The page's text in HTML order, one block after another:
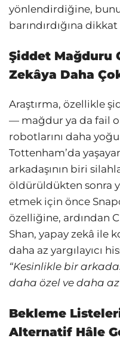
yönlendirdiğine,
barındırdığına
Şiddet Mağduru
Zekâya Daha
Araştırma, özellikle
— mağdur ya da fail
robotlarını daha
Tottenham’da
arkadaşının biri
öldürüldükten sonra
etmek için önce
özelliğine, ardından
Shan, yapay zekâ ile
daha az yargılayıcı
“Kesinlikle bir
daha özel ve daha az
Bekleme
Alternatif Hâle